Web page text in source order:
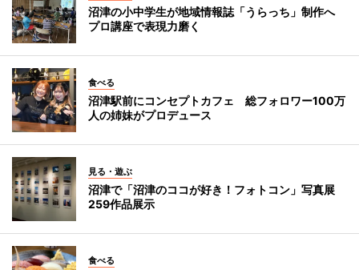
沼津の小中学生が地域情報誌「うらっち」制作へ
プロ講座で表現力磨く
食べる
沼津駅前にコンセプトカフェ 総フォロワー100万
人の姉妹がプロデュース
見る・遊ぶ
沼津で「沼津のココが好き！フォトコン」写真展
259作品展示
食べる